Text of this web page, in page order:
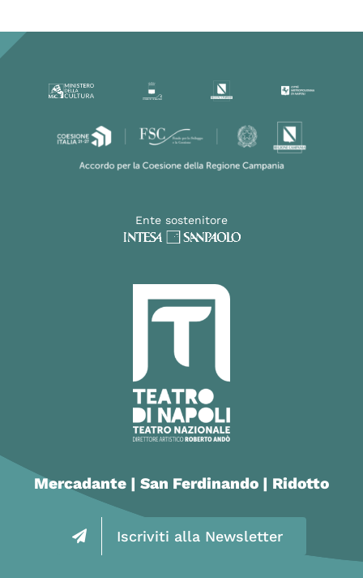
Ente sostenitore
Mercadante | San Ferdinando | Ridotto
Iscriviti alla Newsletter